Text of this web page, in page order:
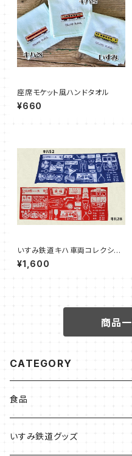
座席モケット風ハンドタオル
¥660
いすみ鉄道キハ車両コレクショ
ンてぬぐい
¥1,600
商品
CATEGORY
食品
いすみ鉄道グッズ